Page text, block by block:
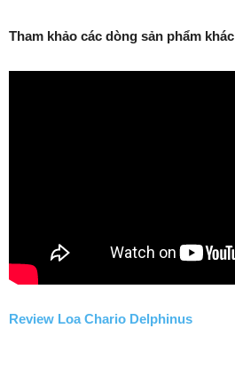
Tham khảo các dòng sản phẩm
Review Loa Chario Delphinus